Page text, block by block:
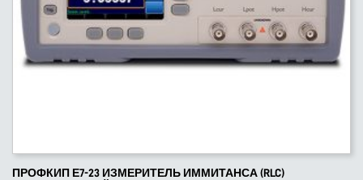
ПРОФКИП Е7-23 ИЗМЕРИТЕЛЬ ИММИТАНСА (RLC)